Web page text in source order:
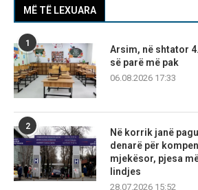
MË TË LEXUARA
1
Arsim, në shtator
së parë më pak
06.08.2026 17:33
2
Në korrik janë
denarë për
mjekësor, pjesa
lindjes
28.07.2026 15:52